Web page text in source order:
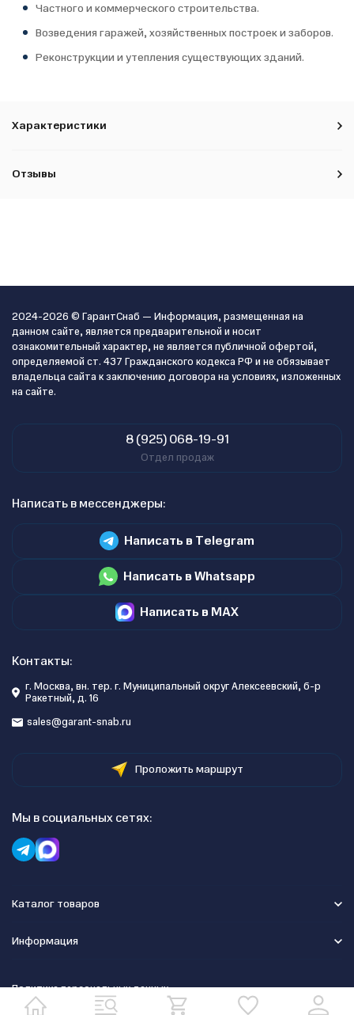
Частного и коммерческого строительства.
Возведения гаражей, хозяйственных построек и заборов.
Реконструкции и утепления существующих зданий.
Характеристики
Отзывы
2024-2026 © ГарантСнаб — Информация, размещенная на
данном сайте, является предварительной и носит
ознакомительный характер, не является публичной офертой,
определяемой ст. 437 Гражданского кодекса РФ и не обязывает
владельца сайта к заключению договора на условиях, изложенных
на сайте.
8 (925) 068-19-91
Отдел продаж
Написать в мессенджеры:
Написать в Telegram
Написать в Whatsapp
Написать в MAX
Контакты:
г. Москва, вн. тер. г. Муниципальный округ Алексеевский, б-р
Ракетный, д. 16
sales@garant-snab.ru
Проложить маршрут
Мы в социальных сетях:
Каталог товаров
Информация
Политика персональных данных